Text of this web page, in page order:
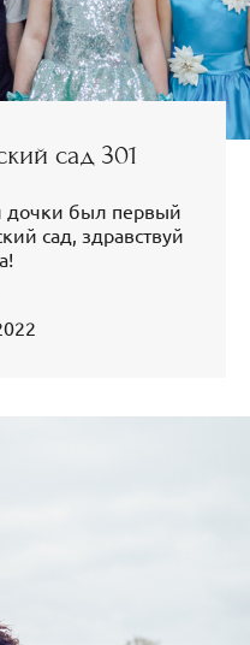
сад 301
дочки был первый
сад, здравствуй